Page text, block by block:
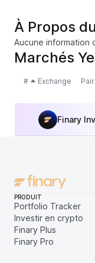
À Propos
Aucune information
Marchés
# Exchange
Finary
PRODUIT
Portfolio Tracker
Investir en crypto
Finary Plus
Finary Pro